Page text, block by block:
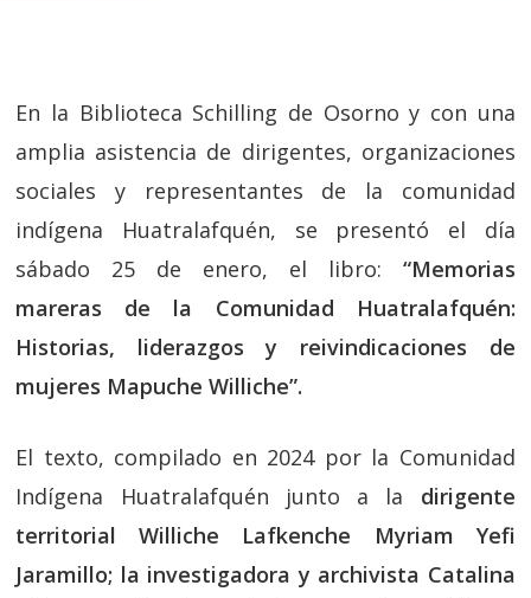
En la Biblioteca Schilling de Osorno y con una
amplia asistencia de dirigentes, organizaciones
sociales y representantes de la comunidad
indígena Huatralafquén, se presentó el día
sábado 25 de enero, el libro: “Memorias
mareras de la Comunidad Huatralafquén:
Historias, liderazgos y reivindicaciones de
mujeres Mapuche Williche”.
El texto, compilado en 2024 por la Comunidad
Indígena Huatralafquén junto a la dirigente
territorial Williche Lafkenche Myriam Yefi
Jaramillo; la investigadora y archivista Catalina